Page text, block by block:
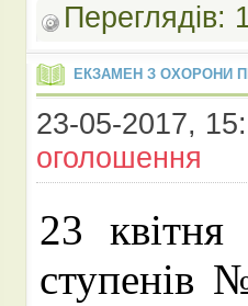
ЕКЗАМЕН З ОХОРОНИ
23-05-2017,
оголошення
23 квітня
ступенів